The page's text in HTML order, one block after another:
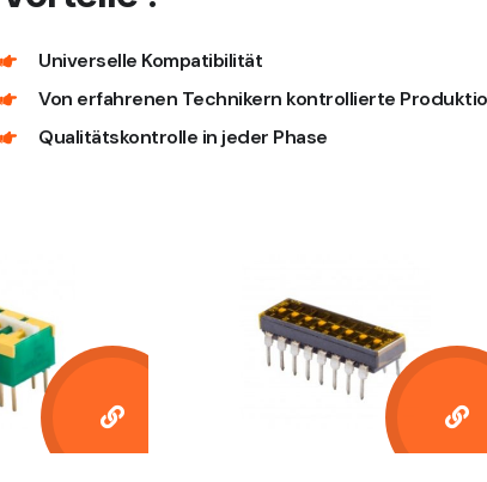
Universelle Kompatibilität
Von erfahrenen Technikern kontrollierte
Qualitätskontrolle in jeder Phase